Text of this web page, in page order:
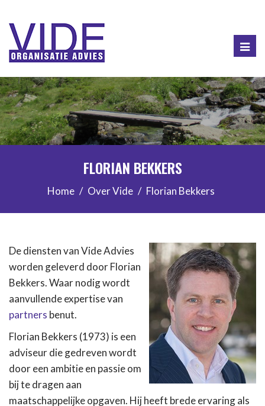
FLORIAN BEKKERS
Home Over Vide Florian Bekkers
De diensten van Vide Advies
worden geleverd door Florian
Bekkers. Waar nodig wordt
aanvullende expertise van
partners benut.
Florian Bekkers (1973) is een
adviseur die gedreven wordt
door een ambitie en passie om
bij te dragen aan
maatschappelijke opgaven. Hij heeft brede ervaring als